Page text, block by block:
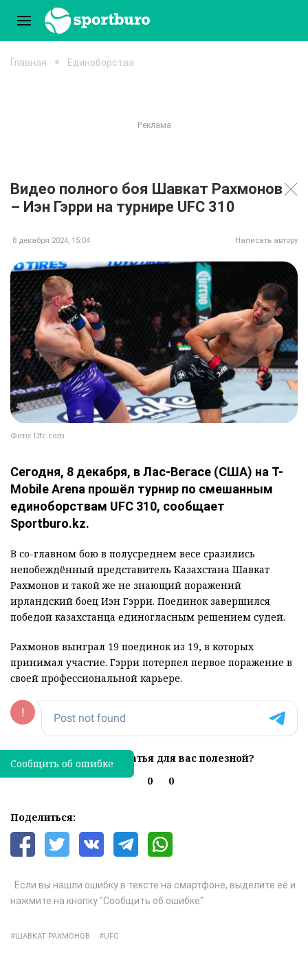
Главная Единоборства
Видео полного боя Шавкат Рахмонов
– Иэн Гэрри на турнире UFC 310
8 декабря 2024, 15:04 Написать автору
Фото: Ufc.com
Сегодня, 8 декабря, в Лас-Вегасе (США) на T-
Mobile Arena прошёл турнир по смешанным
единоборствам UFC 310, сообщает
Sportburo.kz.
В со-главном бою в полусреднем весе сразились
непобеждённый представитель Казахстана Шавкат
Рахмонов и такой же не знающий поражений
ирландский боец Иэн Гэрри. Поединок завершился
победой казахстанца единогласным решением судей.
Рахмонов выиграл 19 поединок из 19, в которых
принимал участие. Гэрри потерпел первое поражение в
своей профессиональной карьере.
Была ли эта статья для вас полезной?
0
0
Поделиться:
Если вы нашли ошибку в тексте на смартфоне, выделите её и
нажмите на кнопку "Сообщить об ошибке"
ШАВКАТ РАХМОНОВ UFC
Сообщить об ошибке